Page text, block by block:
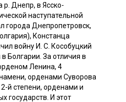
р. Днепр, в Ясско-
наступательной
города Днепропетровск,
Констанца
войну И. С. Кособуцкий
Болгарии. За отличия в
Ленина, 4
орденами Суворова
й степени, орденами и
государств. И этот